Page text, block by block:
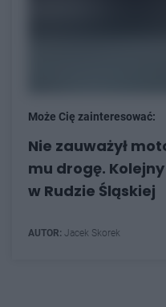
Może Cię zainteresować:
Nie zauważył
mu drogę.
w Rudzie Śląskiej
AUTOR: Jacek Skorek